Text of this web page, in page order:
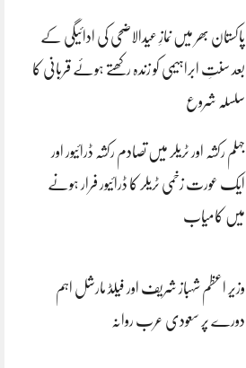
پاکستان بھر میں نمازِ عیدالاضحی کی ادائیگی کے
بعد سنتِ ابراہیمی کو زندہ رکھتے ہوئے قربانی کا
سلسلہ شروع
جہلم رکشہ اور ٹریلر میں تصادم رکشہ ڈرائیور اور
ایک عورت زخمی ٹریلر کا ڈرائیور فرار ہونے
میں کامیاب
وزیر اعظم شہباز شریف اور فیلڈ مارشل اہم
دورے پر سعودی عرب روانہ